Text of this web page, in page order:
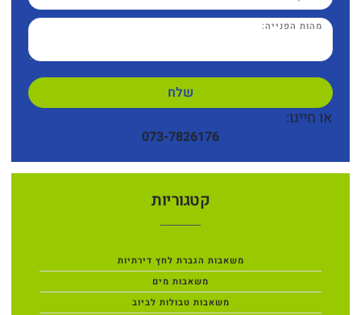
שלח
או חייגו:
073-7826176
קטגוריות
משאבות הגברת לחץ דירתיות
משאבות מים
משאבות טבולות לביוב